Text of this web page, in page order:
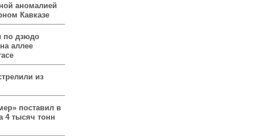
аномалией
Кавказе
по дзюдо
аллее
из
поставил в
4 тысяч тонн